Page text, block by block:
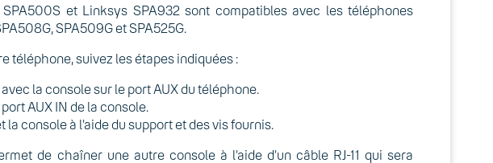
et Linksys SPA932 sont compatibles avec les téléphones
SPA509G et SPA525G.
téléphone, suivez les étapes indiquées :
la console sur le port AUX du téléphone.
AUX IN de la console.
console à l’aide du support et des vis fournis.
de chaîner une autre console à l’aide d’un câble RJ-11 qui sera